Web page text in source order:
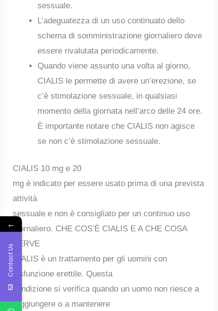
sessuale.
L’adeguatezza di un uso continuato dello
schema di somministrazione giornaliero deve
essere rivalutata periodicamente.
Quando viene assunto una volta al giorno,
CIALIS le permette di avere un’erezione, se
c’è stimolazione sessuale, in qualsiasi
momento della giornata nell’arco delle 24 ore.
È importante notare che CIALIS non agisce
se non c’è stimolazione sessuale.
CIALIS 10 mg e 20
mg è indicato per essere usato prima di una prevista
attività
sessuale e non è consigliato per un continuo uso
giornaliero. CHE COS’È CIALIS E A CHE COSA
SERVE
CIALIS è un trattamento per gli uomini con
disfunzione erettile. Questa
condizione si verifica quando un uomo non riesce a
raggiungere o a mantenere
←
Contact Us